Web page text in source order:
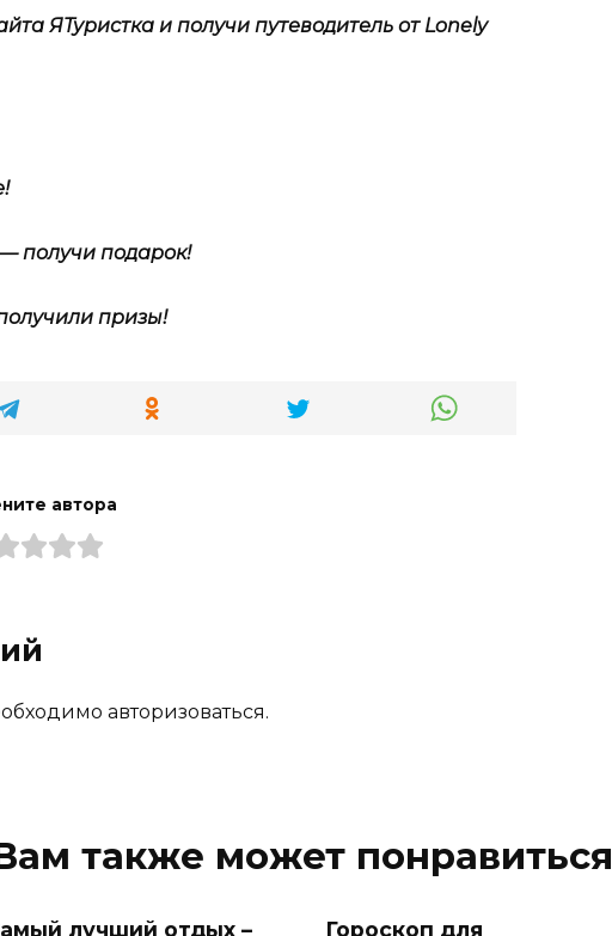
ЯТуристка и получи путеводитель от Lonely
получи подарок!
призы!
автора
авторизоваться.
также может понравиться
лучший отдых – Гороскоп для